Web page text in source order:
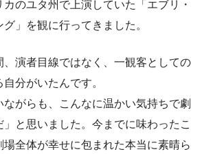
のユタ州で上演していた「エブリ・
」を観に行ってきました。
、演者目線ではなく、一観客としての
分がいたんです。
ながらも、こんなに温かい気持ちで劇
と思いました。今までに味わったこ
場全体が幸せに包まれた本当に素晴ら